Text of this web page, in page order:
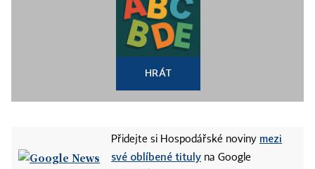
HRÁT
Přidejte si Hospodářské noviny mezi
své oblíbené tituly na Google